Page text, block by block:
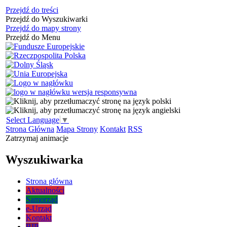
Przejdź do treści
Przejdź do Wyszukiwarki
Przejdź do mapy strony
Przejdź do Menu
Select Language ▼
Strona Główna Mapa Strony Kontakt RSS
Zatrzymaj animacje
Wyszukiwarka
Strona główna
Aktualności
Samorząd
e-Urząd
Kontakt